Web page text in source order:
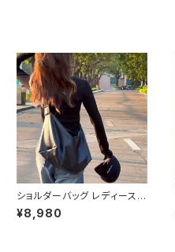
ショルダーバッグ レディース
大容量バッグ ワンショルダー
バッグ カジュアルバッグ 肩掛
¥8,980